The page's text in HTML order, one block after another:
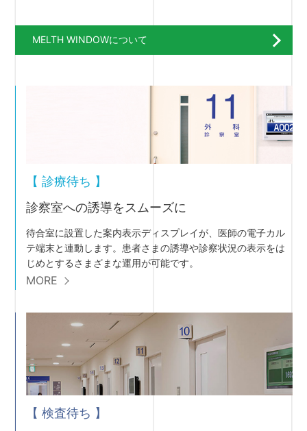
MELTH WINDOWについて
【 診療待ち 】
診察室への誘導をスムーズに
待合室に設置した案内表示ディスプレイが、医師の電子カル
テ端末と連動します。患者さまの誘導や診察状況の表示をは
じめとするさまざまな運用が可能です。
MORE
【 検査待ち 】